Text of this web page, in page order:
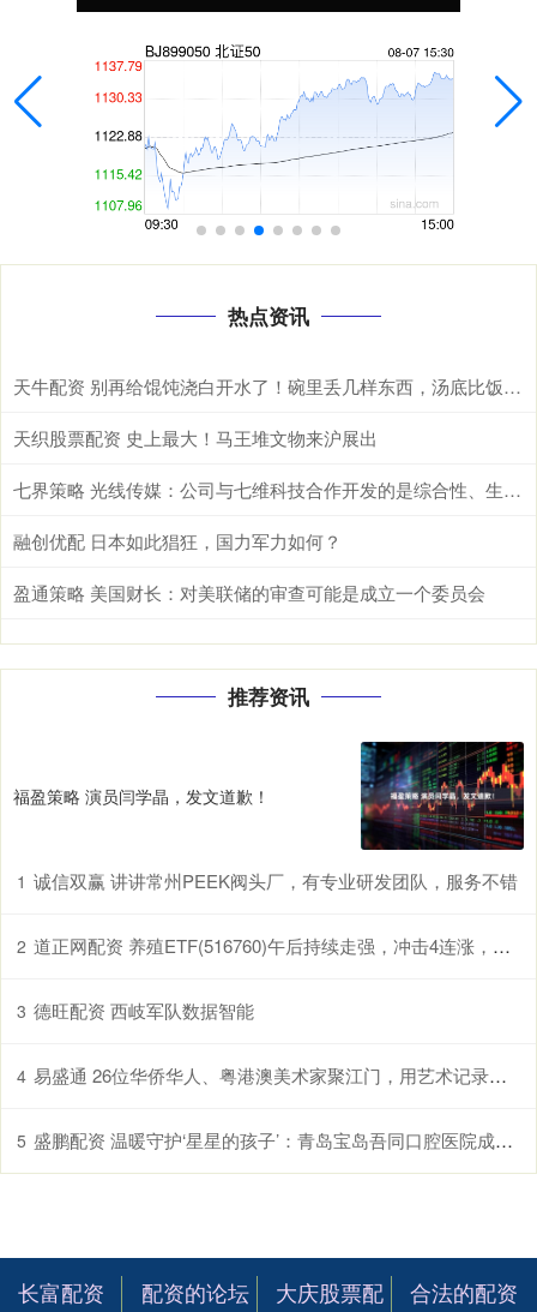
热点资讯
天牛配资 别再给馄饨浇白开水了！碗里丢几样东西，汤底比饭店的还香
天织股票配资 史上最大！马王堆文物来沪展出
七界策略 光线传媒：公司与七维科技合作开发的是综合性、生成式AI工具集平台
融创优配 日本如此猖狂，国力军力如何？
盈通策略 美国财长：对美联储的审查可能是成立一个委员会
推荐资讯
福盈策略 演员闫学晶，发文道歉！
1 诚信双赢 讲讲常州PEEK阀头厂，有专业研发团队，服务不错
2 道正网配资 养殖ETF(516760)午后持续走强，冲击4连涨，生猪养殖板块有望开启盈利上行期
3 德旺配资 西岐军队数据智能
4 易盛通 26位华侨华人、粤港澳美术家聚江门，用艺术记录侨乡新貌
5 盛鹏配资 温暖守护‘星星的孩子’：青岛宝岛吾同口腔医院成功完成特殊患者智齿拔除术
长富配资 配资的论坛
大庆股票配
合法的配资